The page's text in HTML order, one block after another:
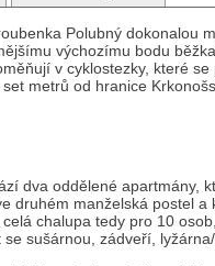
Polubný dokonalou
výchozímu bodu
v cyklostezky, které
metrů od hranice
dva oddělené apartmány,
druhém manželská postel
chalupa tedy pro 10
sušárnou, zádveří,